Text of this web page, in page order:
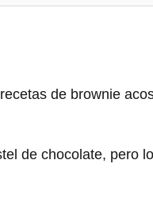
de brownie
de chocolate, pero